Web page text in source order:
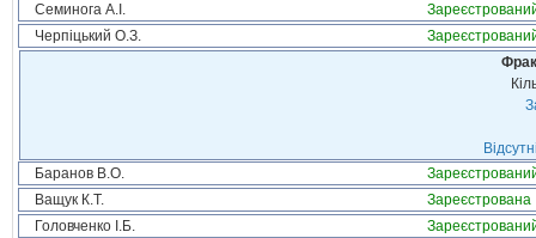
Семинога А.І.
Черпіцький О.З.
Баранов В.О.
Ващук К.Т.
Зареєстрована
Головченко І.Б.